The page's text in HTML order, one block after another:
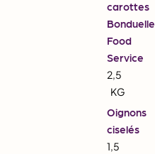
carottes
Bonduelle
Food
Service
2,5
KG
Oignons
ciselés
1,5